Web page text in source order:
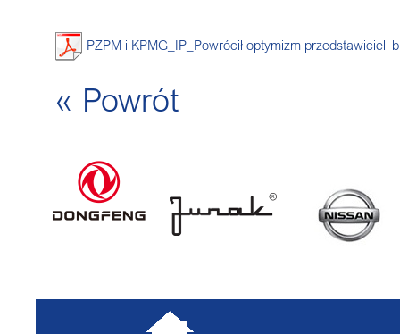
PZPM i KPMG_IP_Powrócił optymizm przedstawicieli
« Powrót